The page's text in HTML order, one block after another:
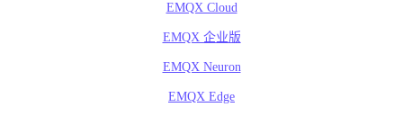
EMQX Cloud
EMQX 企业版
EMQX Neuron
EMQX Edge